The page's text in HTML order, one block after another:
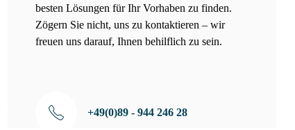
besten Lösungen für Ihr Vorhaben zu finden.
Zögern Sie nicht, uns zu kontaktieren – wir
freuen uns darauf, Ihnen behilflich zu sein.
+49(0)89 - 944 246 28